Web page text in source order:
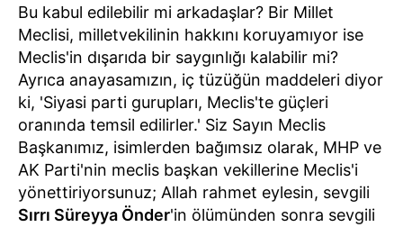
Bu kabul edilebilir mi arkadaşlar? Bir Millet
Meclisi, milletvekilinin hakkını koruyamıyor ise
Meclis'in dışarıda bir saygınlığı kalabilir mi?
Ayrıca anayasamızın, iç tüzüğün maddeleri diyor
ki, 'Siyasi parti gurupları, Meclis'te güçleri
oranında temsil edilirler.' Siz Sayın Meclis
Başkanımız, isimlerden bağımsız olarak, MHP ve
AK Parti'nin meclis başkan vekillerine Meclis'i
yönettiriyorsunuz; Allah rahmet eylesin, sevgili
Sırrı Süreyya Önder'in ölümünden sonra sevgili